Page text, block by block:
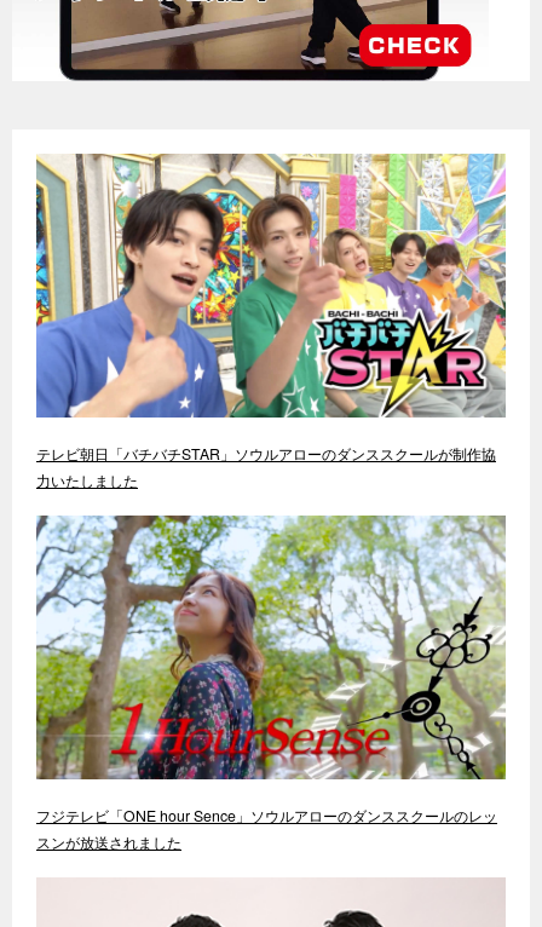
テレビ朝日「バチバチSTAR」ソウルアローのダンススクールが制作協
力いたしました
フジテレビ「ONE hour Sence」ソウルアローのダンススクールのレッ
スンが放送されました